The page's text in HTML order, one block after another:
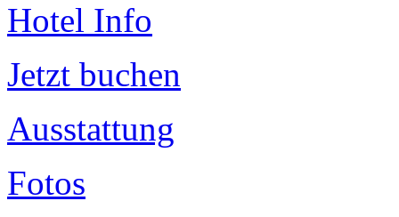
Hotel Info
Jetzt buchen
Ausstattung
Fotos